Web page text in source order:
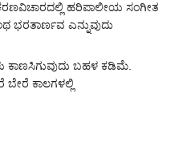
ಹರಿಪಾಲೀಯ ಸಂಗೀತ
ಭರತಾರ್ಣವ ಎನ್ನುವುದು
ಕಾಣಸಿಗುವುದು ಬಹಳ ಕಡಿಮೆ.
ಕಾಲಗಳಲ್ಲಿ